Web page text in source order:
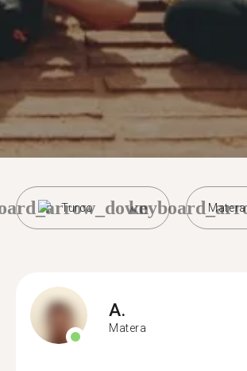
Turco Matera
A.
Matera